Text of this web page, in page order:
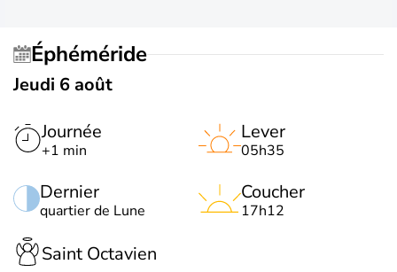
Éphéméride
Jeudi 6 août
Journée
+1 min
Dernier
quartier de Lune
Lever
05h35
Coucher
17h12
Saint Octavien